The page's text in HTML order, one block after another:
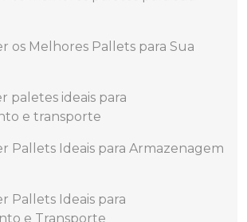
os Melhores Pallets para Sua
paletes ideais para
e transporte
Pallets Ideais para Armazenagem
Pallets Ideais para
e Transporte